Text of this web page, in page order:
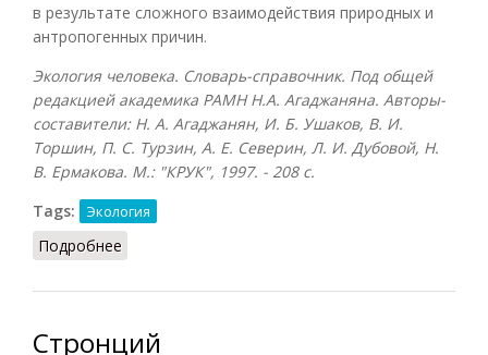
в результате сложного взаимодействия природных и
антропогенных причин.
Экология человека. Словарь-справочник. Под общей
редакцией академика РАМН Н.А. Агаджаняна. Авторы-
составители: Н. А. Агаджанян, И. Б. Ушаков, В. И.
Торшин, П. С. Турзин, А. Е. Северин, Л. И. Дубовой, Н.
В. Ермакова. М.: "КРУК", 1997. - 208 с.
Tags:
Экология
Подробнее
Стронций